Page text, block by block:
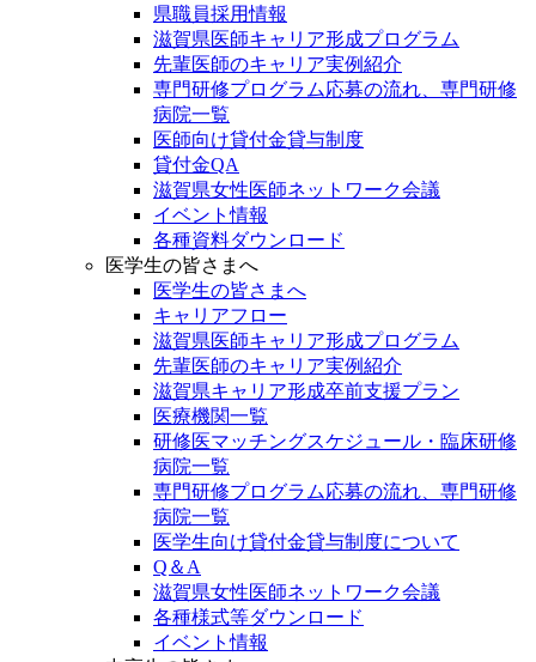
県職員採用情報
滋賀県医師キャリア形成プログラム
先輩医師のキャリア実例紹介
専門研修プログラム応募の流れ、専門研修
病院一覧
医師向け貸付金貸与制度
貸付金QA
滋賀県女性医師ネットワーク会議
イベント情報
各種資料ダウンロード
医学生の皆さまへ
医学生の皆さまへ
キャリアフロー
滋賀県医師キャリア形成プログラム
先輩医師のキャリア実例紹介
滋賀県キャリア形成卒前支援プラン
医療機関一覧
研修医マッチングスケジュール・臨床研修
病院一覧
専門研修プログラム応募の流れ、専門研修
病院一覧
医学生向け貸付金貸与制度について
Q＆A
滋賀県女性医師ネットワーク会議
各種様式等ダウンロード
イベント情報